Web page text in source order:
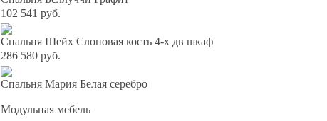
102 541 руб.
Спальня Шейх Слоновая кость 4-х дв шкаф
286 580 руб.
Спальня Мария Белая серебро
Модульная мебель